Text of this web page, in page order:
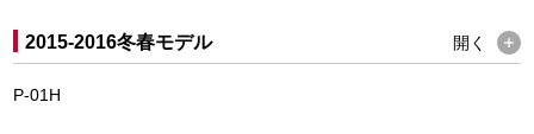
2015-2016冬春モデル 開く
P-01H